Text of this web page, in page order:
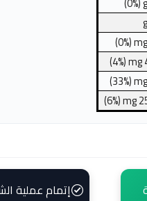
g
mg
(0%)
mg
(4%)
mg
(33%)
mg
(6%)
إتمام عملية